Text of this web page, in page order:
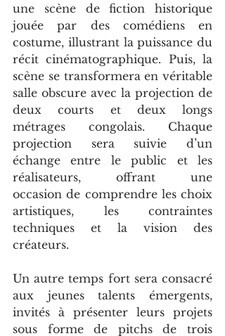
une scène de fiction historique
jouée par des comédiens en
costume, illustrant la puissance du
récit cinématographique. Puis, la
scène se transformera en véritable
salle obscure avec la projection de
deux courts et deux longs
métrages congolais. Chaque
projection sera suivie d’un
échange entre le public et les
réalisateurs, offrant une
occasion de comprendre les choix
artistiques, les contraintes
techniques et la vision des
créateurs.
Un autre temps fort sera consacré
aux jeunes talents émergents,
invités à présenter leurs projets
sous forme de pitchs de trois